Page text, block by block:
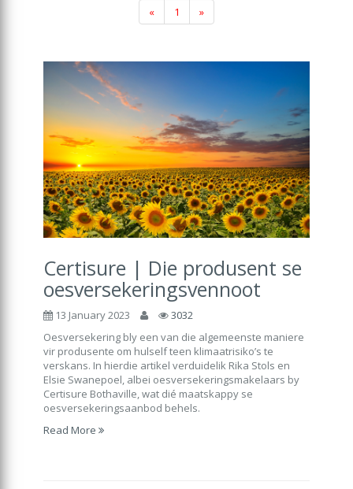
« 1 »
Certisure | Die produsent se
oesversekeringsvennoot
13 January 2023
3032
Oesversekering bly een van die algemeenste maniere
vir produsente om hulself teen klimaatrisiko’s te
verskans. In hierdie artikel verduidelik Rika Stols en
Elsie Swanepoel, albei oesversekeringsmakelaars by
Certisure Bothaville, wat dié maatskappy se
oesversekeringsaanbod behels.
Read More